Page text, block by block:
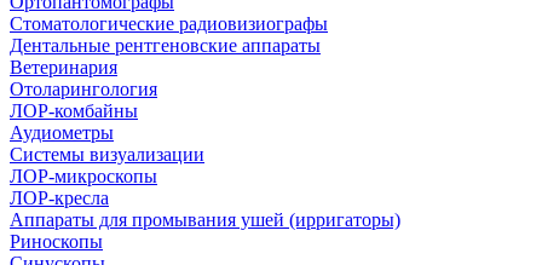
Стоматологические радиовизиографы
Дентальные рентгеновские аппараты
Ветеринария
Отоларингология
ЛОР-комбайны
Аудиометры
Системы визуализации
ЛОР-микроскопы
ЛОР-кресла
Аппараты для промывания ушей (ирригаторы)
Риноскопы